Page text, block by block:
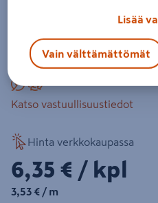
kolmasosa jää maan alle.
Lue koko tuotekuvaus
Katso vastuullisuustiedot
Hinta verkkokaupassa
6,35€/kpl
6,35 € / kpl
3,53€/m
3,53 € / m
Lisää
Vain välttämättömät